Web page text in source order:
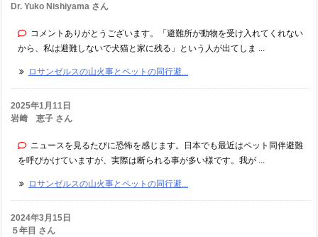
Dr. Yuko Nishiyama さん
コメントありがとうございます。「避難所が動物を受け入れてくれない
から、私は避難しないで犬猫と家に残る」という人が出てしま ...
ロサンゼルスの山火事とペットの同行避...
2025年1月11日
岩﨑 恵子 さん
ニュースを見るたびに恐怖を感じます。日本でも最近はペット同伴避難
を呼びかけていますが、実際は断られる事が多い様です。我が ...
ロサンゼルスの山火事とペットの同行避...
2024年3月15日
５年目 さん